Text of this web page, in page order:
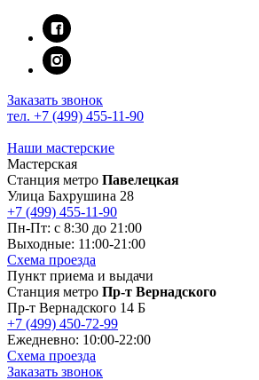
Заказать звонок
тел. +7 (499) 455-11-90
Наши мастерские
Мастерская
Станция метро Павелецкая
Улица Бахрушина 28
+7 (499) 455-11-90
Пн-Пт: c 8:30 до 21:00
Выходные: 11:00-21:00
Схема проезда
Пункт приема и выдачи
Станция метро Пр-т Вернадского
Пр-т Вернадского 14 Б
+7 (499) 450-72-99
Ежедневно: 10:00-22:00
Схема проезда
Заказать звонок